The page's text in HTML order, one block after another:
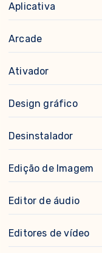
Aplicativa
Arcade
Ativador
Design gráfico
Desinstalador
Edição de Imagem
Editor de áudio
Editores de vídeo